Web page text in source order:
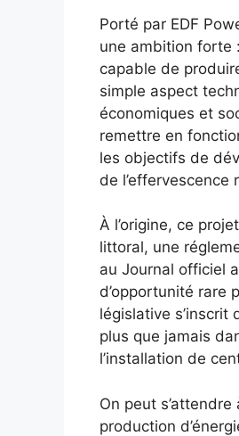
Porté par EDF
une ambition forte
capable de
simple aspect
économiques et
remettre en
les objectifs de
de l’effervescence
À l’origine, ce
littoral, une
au Journal officiel
d’opportunité rare
législative
plus que jamais
l’installation de
On peut
production